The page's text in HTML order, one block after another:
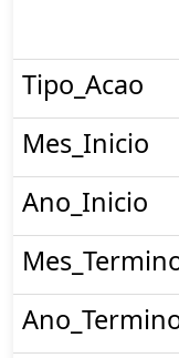
Tipo_Acao
Mes_Inicio
Ano_Inicio